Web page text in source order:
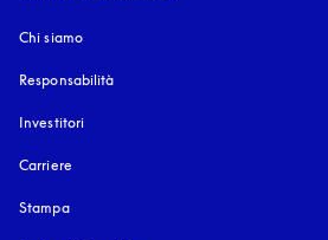
Chi siamo
Responsabilità
Investitori
Carriere
Stampa